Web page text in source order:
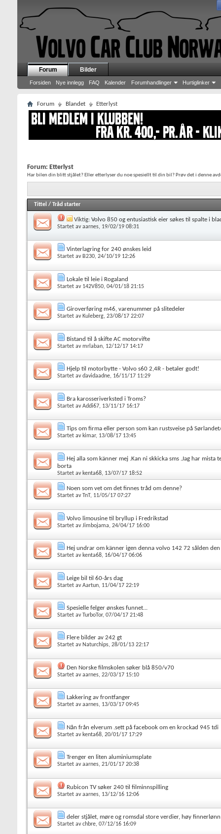
Forum
Forsiden Nye innlegg FAQ Kalender Forumhandlinger Hurtiglinker
Bilder
Forum Blandet Etterlyst
Forum: Etterlyst
Har bilen din blitt stjålet? Eller etterlyser du noe spesiellt til din bil? Prøv det i denne
Tittel / Tråd starter
Viktig: Volvo 850 og entusiastisk eier søkes til spalte i
Startet avaarnes, 19/02/19 08:31
Vinterlagring for 240 ønskes leid
Startet av B230, 24/10/19 12:26
Lokale til leie i Rogaland
Startet av 142V850, 04/01/18 21:15
Giroverføring m46, varenummer på slitedeler
Startet av Kuleberg, 23/08/17 22:07
Bistand til å skifte AC motorvifte
Startet avmrlaban, 12/12/17 14:17
Hjelp til motorbytte - Volvo s60 2,4R - betaler godt!
Startet avdavidaadne, 16/11/17 11:29
Bra karosseriverksted i Troms?
Startet avAddi67, 13/11/17 16:17
Tips om firma eller person som kan rustsveise på
Startet av kimar, 13/08/17 13:45
Hej alla som känner mej .Kan ni skkicka sms .Jag har mista
borta
Startet av kenta68, 13/07/17 18:52
Noen som vet om det finnes tråd om denne?
Startet avTnT, 11/05/17 07:27
Volvo limousine til bryllup i Fredrikstad
Startet avJimbojama, 24/04/17 16:00
Hej undrar om känner igen denna volvo 142 72 sålden
Startet av kenta68, 16/04/17 06:06
Leige bil til 60-års dag
Startet avAartun, 11/04/17 22:19
Spesielle felger ønskes funnet...
Startet avTurboTor, 07/04/17 21:48
Flere bilder av 242 gt
Startet avNaturchips, 28/01/13 22:17
Den Norske filmskolen søker blå 850/v70
Startet avaarnes, 22/03/17 15:10
Lakkering av frontfanger
Startet avaarnes, 13/03/17 09:45
Nån från elverum .sett på facebook om en krockad 945 tdi
Startet av kenta68, 20/01/17 17:29
Trenger en liten aluminiumsplate
Startet avaarnes, 21/01/17 20:38
Rubicon TV søker 240 til filminnspilling
Startet avaarnes, 13/12/16 12:06
deler stjålet, møre og romsdal store verdier, høy
Startet avchbre, 07/12/16 16:09